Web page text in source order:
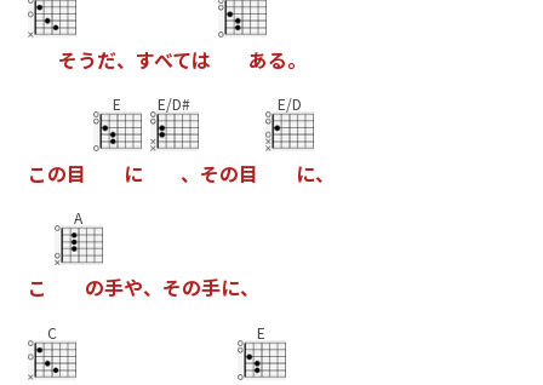
そうだ、 すべては ある。
この目
E
に
E/D#
、 その目
E/D
に、
こ
A
の手や、 その手に、
C E